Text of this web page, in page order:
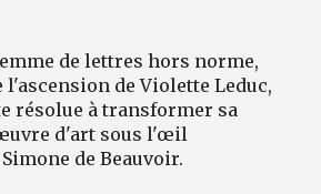
de lettres hors norme,
de Violette Leduc,
résolue à transformer sa
d'art sous l'œil
de Beauvoir.